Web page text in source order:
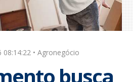
• Agronegócio
busca